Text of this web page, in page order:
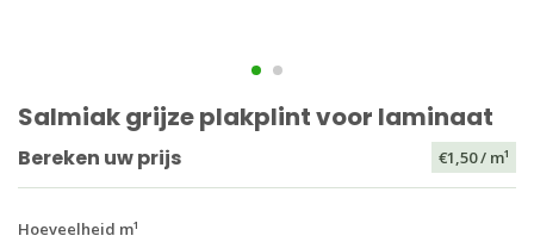
Salmiak grijze plakplint voor laminaat
Bereken uw prijs €1,50/ m¹
Hoeveelheid m¹